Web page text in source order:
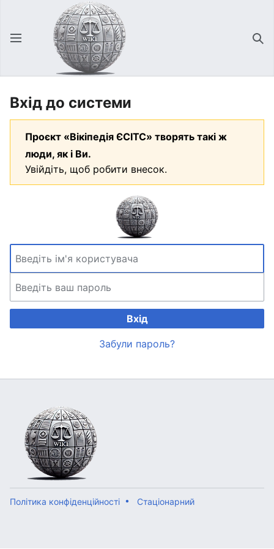
Відкрити головне меню
Вхід до системи
Проєкт «Вікіпедія ЄСІТС» творять такі ж
люди, як і Ви.
Увійдіть, щоб робити внесок.
Вхід
Забули пароль?
Політика конфіденційності Стаціонарний